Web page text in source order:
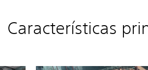
Características